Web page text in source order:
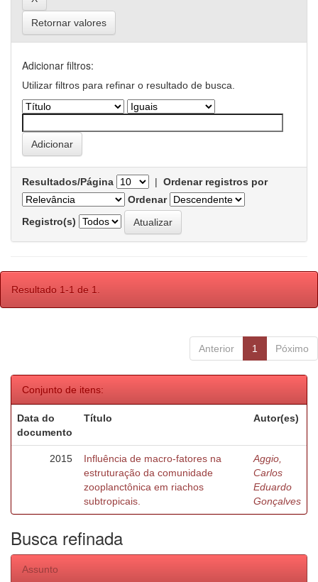
Retornar valores
Adicionar filtros:
Utilizar filtros para refinar o resultado de busca.
Resultados/Página | Ordenar registros por
Ordenar
Registro(s)
Resultado 1-1 de 1.
Anterior 1 Póximo
Conjunto de itens:
Data do
documento
Título Autor(es)
2015
Influência de macro-fatores na
estruturação da comunidade
zooplanctônica em riachos
subtropicais.
Aggio,
Carlos
Eduardo
Gonçalves
Busca refinada
Assunto